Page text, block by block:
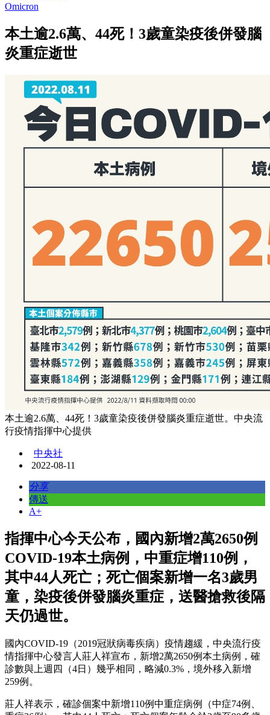
Omicron
本土逾2.6萬、44死！3歲童染疫後併發腦
炎重症逝世
本土逾2.6萬、44死！3歲童染疫後併發腦炎重症逝世。中央流
行疫情指揮中心提供
中央社
2022-08-11
分享
傳送
A+
指揮中心今天公布，國內新增2萬2650例
COVID-19本土病例，中重症增110例，
其中44人死亡；死亡個案新增一名3歲男
童，染疫後併發腦炎重症，送醫搶救後隔
天仍過世。
國內COVID-19（2019冠狀病毒疾病）疫情趨緩，中央流行疫
情指揮中心發言人莊人祥宣布，新增2萬2650例本土病例，確
診數與上週四（4日）幾乎相同，略減0.3%，境外移入新增
259例。
莊人祥表示，確診個案中新增110例中重症病例（中症74例、